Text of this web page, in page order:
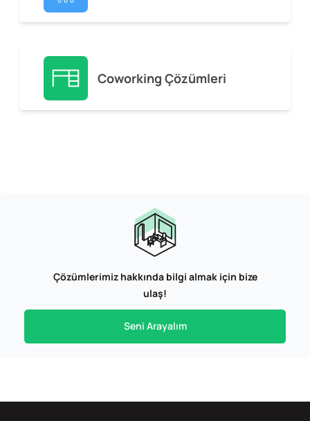
Coworking Çözümleri
Çözümlerimiz hakkında bilgi almak için bize
ulaş!
Seni Arayalım